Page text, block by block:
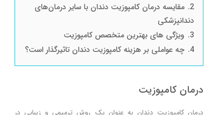
2. مقایسه درمان کامپوزیت دندان با سایر درمان‌های
دندانپزشکی
3. ویژگی های بهترین متخصص کامپوزیت
4. چه عواملی بر هزینه کامپوزیت دندان تاثیرگذار است؟
درمان کامپوزیت
درمان کامپوزیت دندان به عنوان یک روش ترمیمی و زیبایی در